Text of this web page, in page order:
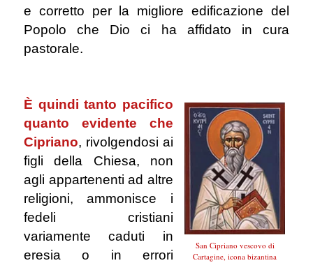
e corretto per la migliore edificazione del
Popolo che Dio ci ha affidato in cura
pastorale.
San Cipriano vescovo di
Cartagine, icona bizantina
È quindi tanto pacifico
quanto evidente che
Cipriano, rivolgendosi ai
figli della Chiesa, non
agli appartenenti ad altre
religioni, ammonisce i
fedeli cristiani
variamente caduti in
eresia o in errori